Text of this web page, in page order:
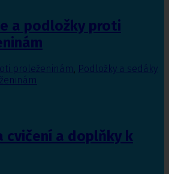
a podložky proti
proleženinám, Podložky a sedáky
cvičení a doplňky k